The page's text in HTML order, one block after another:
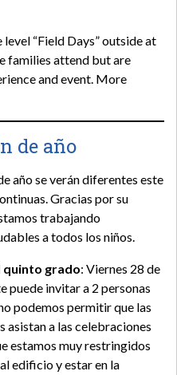
“Field Days” outside at
families attend but are
and event. More
de año
año se verán diferentes este
Gracias por su
trabajando
a todos los niños.
quinto grado: Viernes 28 de
puede invitar a 2 personas
podemos permitir que las
a las celebraciones
estamos muy restringidos
edificio y estar en la